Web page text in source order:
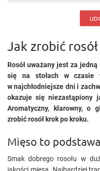
Jak zrobić
Rosół uważany jest za
się na stołach w czasie
w najchłodniejsze dni i
okazuje się niezastąpiony
Aromatyczny, klarowny, o
zrobić rosół krok po kroku.
Mięso to
Smak dobrego rosołu w